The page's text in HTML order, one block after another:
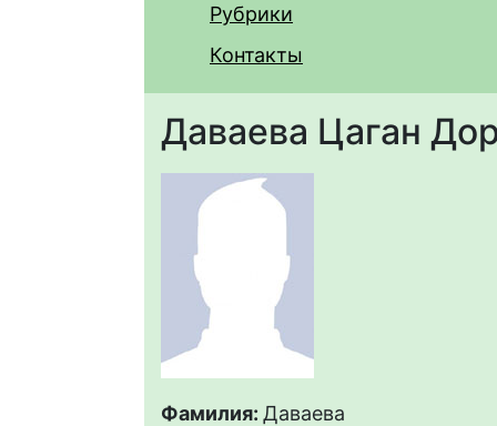
Рубрики
Контакты
Даваева Цаган
Фамилия: Даваева